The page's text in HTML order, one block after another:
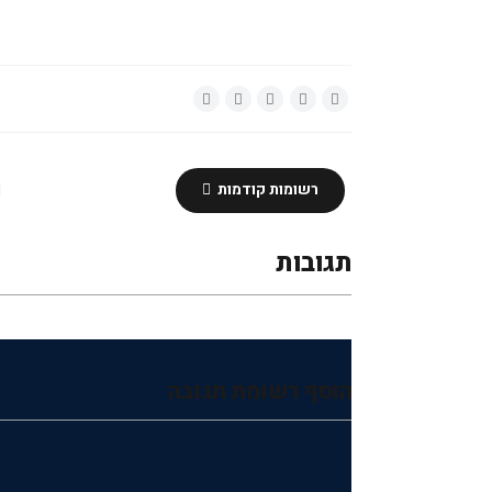
רשומות קודמות
תגובות
הוסף רשומת תגובה